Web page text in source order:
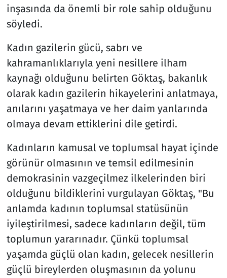
inşasında da önemli bir role sahip olduğunu
söyledi.
Kadın gazilerin gücü, sabrı ve
kahramanlıklarıyla yeni nesillere ilham
kaynağı olduğunu belirten Göktaş, bakanlık
olarak kadın gazilerin hikayelerini anlatmaya,
anılarını yaşatmaya ve her daim yanlarında
olmaya devam ettiklerini dile getirdi.
Kadınların kamusal ve toplumsal hayat içinde
görünür olmasının ve temsil edilmesinin
demokrasinin vazgeçilmez ilkelerinden biri
olduğunu bildiklerini vurgulayan Göktaş, "Bu
anlamda kadının toplumsal statüsünün
iyileştirilmesi, sadece kadınların değil, tüm
toplumun yararınadır. Çünkü toplumsal
yaşamda güçlü olan kadın, gelecek nesillerin
güçlü bireylerden oluşmasının da yolunu